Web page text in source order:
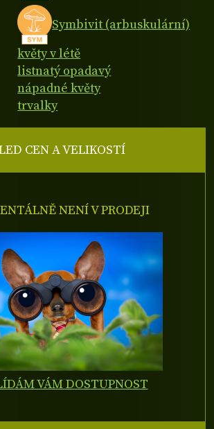
Symbivit (arbuskulární)
květy v létě
listnatý opadavý
nápadné květy
trvalky
CEN A VELIKOSTÍ
NENÍ V PRODEJI
VÁM DOSTUPNOST